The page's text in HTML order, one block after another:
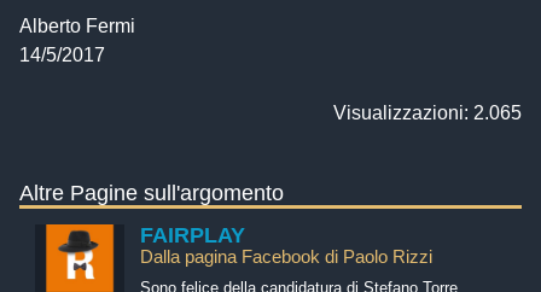
Alberto Fermi
14/5/2017
Visualizzazioni: 2.065
Altre Pagine sull'argomento
FAIRPLAY
Dalla pagina Facebook di Paolo Rizzi
Sono felice della candidatura di Stefano Torre